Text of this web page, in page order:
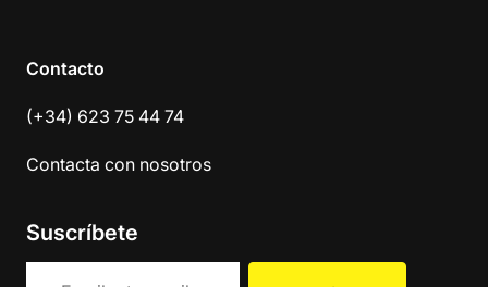
Contacto
(+34) 623 75 44 74
Contacta con nosotros
Suscríbete